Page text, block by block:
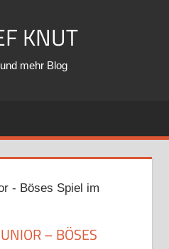
KNUT
mehr Blog
– BÖSES